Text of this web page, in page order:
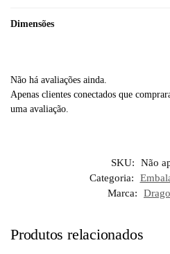
Dimensões
Não há avaliações ainda.
Apenas clientes conectados que
uma avaliação.
SKU:
Não
Categoria:
Marca:
Produtos relacionados